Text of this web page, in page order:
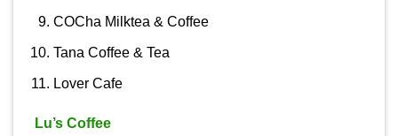
COCha Milktea & Coffee
Tana Coffee & Tea
Lover Cafe
Lu’s Coffee